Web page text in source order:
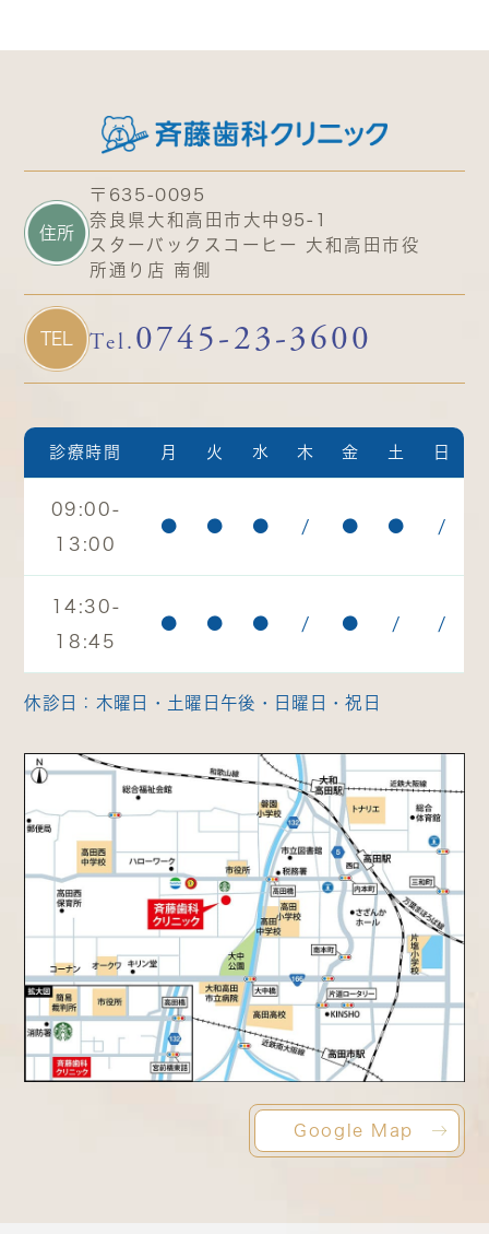
住所
〒635-0095
奈良県大和高田市大中95-1
スターバックスコーヒー 大和高田市役
所通り店 南側
TEL Tel. 0745-23-3600
診療時間 月 火 水 木 金 土 日
09:00-
13:00
● ● ● / ● ● /
14:30-
18:45
● ● ● / ● / /
休診日：木曜日・土曜日午後・日曜日・祝日
Google Map